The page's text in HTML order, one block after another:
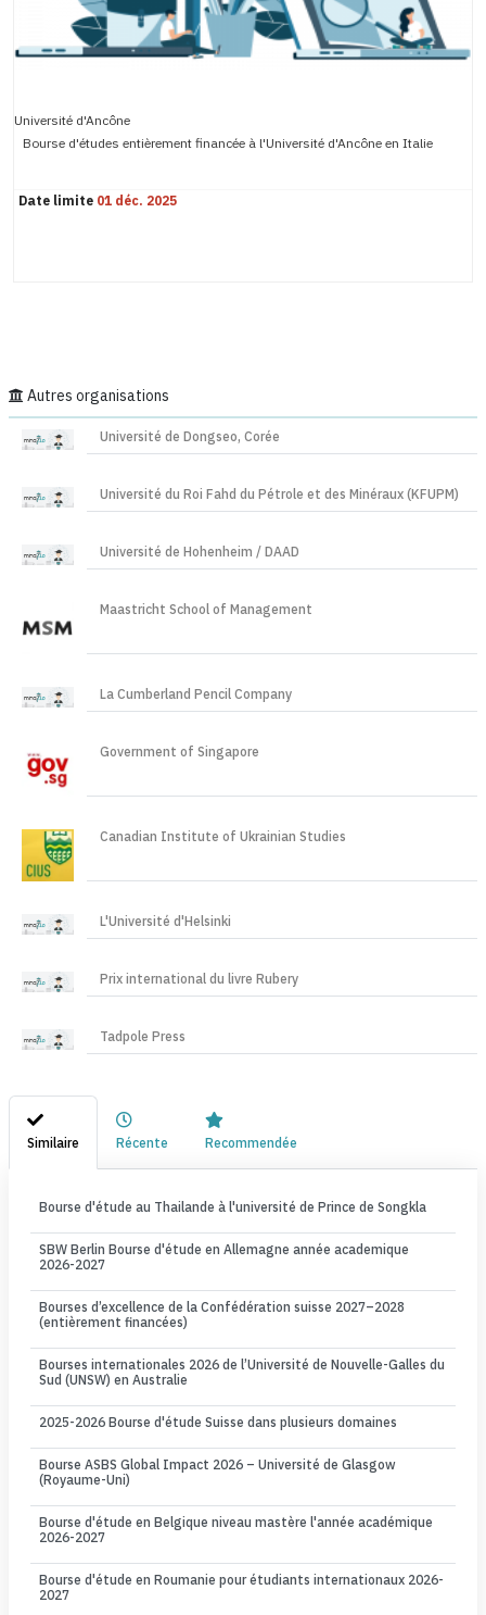
Université d'Ancône
Bourse d'études entièrement financée à l'Université d'Ancône en Italie
Date limite 01 déc. 2025
Autres organisations
Université de Dongseo, Corée
Université du Roi Fahd du Pétrole et des Minéraux (KFUPM)
Université de Hohenheim / DAAD
Maastricht School of Management
La Cumberland Pencil Company
Government of Singapore
Canadian Institute of Ukrainian Studies
L'Université d'Helsinki
Prix international du livre Rubery
Tadpole Press
Similaire Récente Recommendée
Bourse d'étude au Thailande à l'université de Prince de Songkla
SBW Berlin Bourse d'étude en Allemagne année academique
2026-2027
Bourses d’excellence de la Confédération suisse 2027–2028
(entièrement financées)
Bourses internationales 2026 de l’Université de Nouvelle-Galles du
Sud (UNSW) en Australie
2025-2026 Bourse d'étude Suisse dans plusieurs domaines
Bourse ASBS Global Impact 2026 – Université de Glasgow
(Royaume-Uni)
Bourse d'étude en Belgique niveau mastère l'année académique
2026-2027
Bourse d'étude en Roumanie pour étudiants internationaux 2026-
2027